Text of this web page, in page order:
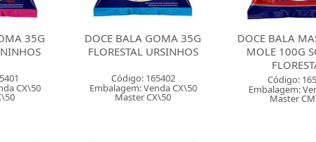
DOCE BALA GOMA 35G
FLORESTAL URSINHOS
Código: 165402
Embalagem: Venda CX\50
Master CX\50
DOCE BALA MASTIGAVEL
MOLE 100G SORTIDA
FLORESTAL
Código: 165444
Embalagem: Venda PT\1
Master CM\33